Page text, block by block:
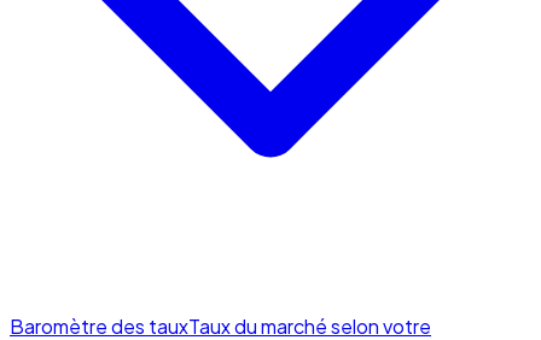
Baromètre des tauxTaux du marché selon votre